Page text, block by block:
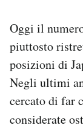
Oggi il
piuttosto
posizioni di
Negli ultimi
cercato di far
considerate